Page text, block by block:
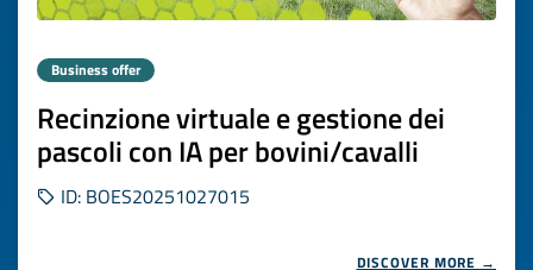
Business offer
Recinzione virtuale e gestione dei
pascoli con IA per bovini/cavalli
ID: BOES20251027015
DISCOVER MORE →